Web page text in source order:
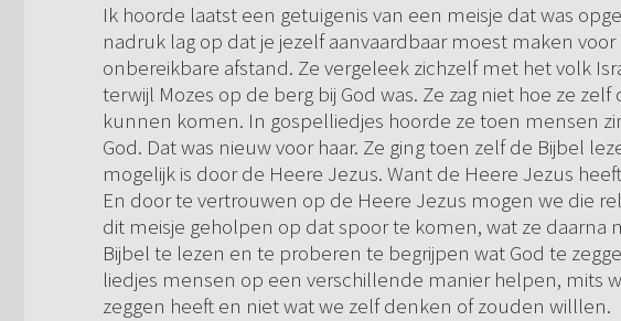
Ik hoorde laatst een getuigenis van een meisje dat was
nadruk lag op dat je jezelf aanvaardbaar moest maken
onbereikbare afstand. Ze vergeleek zichzelf met het volk
terwijl Mozes op de berg bij God was. Ze zag niet hoe ze
kunnen komen. In gospelliedjes hoorde ze toen mensen
God. Dat was nieuw voor haar. Ze ging toen zelf de Bijbel
mogelijk is door de Heere Jezus. Want de Heere Jezus
En door te vertrouwen op de Heere Jezus mogen we die
dit meisje geholpen op dat spoor te komen, wat ze daarna
Bijbel te lezen en te proberen te begrijpen wat God te
liedjes mensen op een verschillende manier helpen, mits
zeggen heeft en niet wat we zelf denken of zouden willlen.